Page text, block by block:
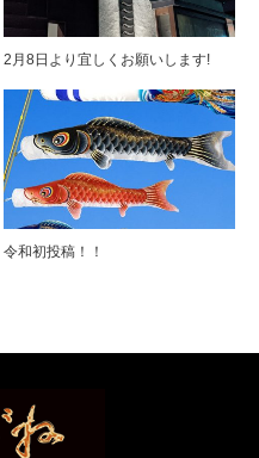
2月8日より宜しくお願いします!
令和初投稿！！